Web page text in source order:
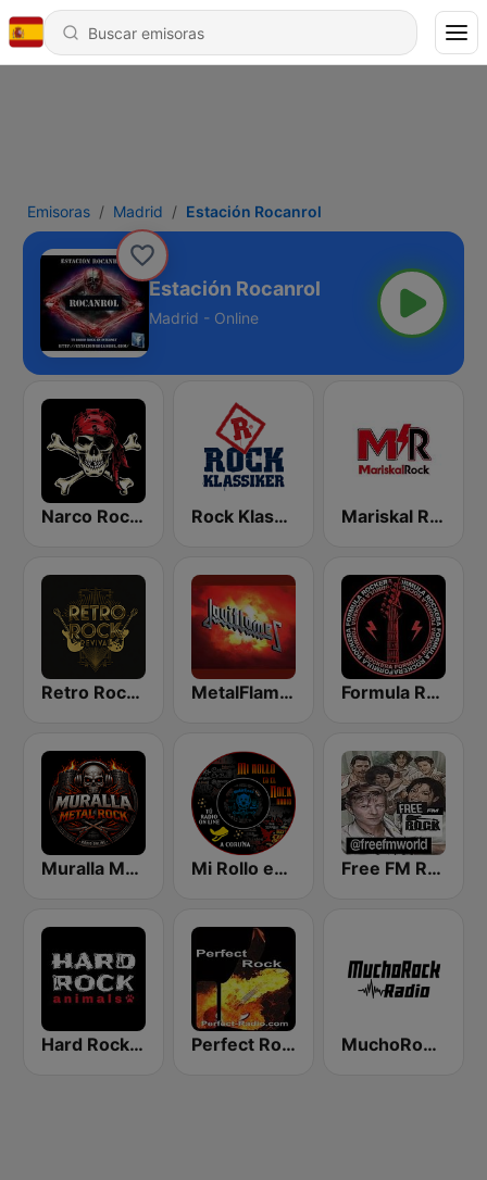
Emisoras Madrid Estación Rocanrol
Estación Rocanrol
Madrid - Online
Narco Rock Metal Rock Klassiker Mariskal Rock
Retro Rock Revival MetalFlames Radio Formula Rockera Online
Muralla Metal Rock Mi Rollo es el Rock Radio Free FM Rock
Hard Rock Animals Perfect Rock MuchoRock Radio